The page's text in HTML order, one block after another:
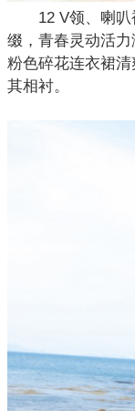
12 V领、喇叭
缀，青春灵动活
粉色碎花连衣裙
其相衬。